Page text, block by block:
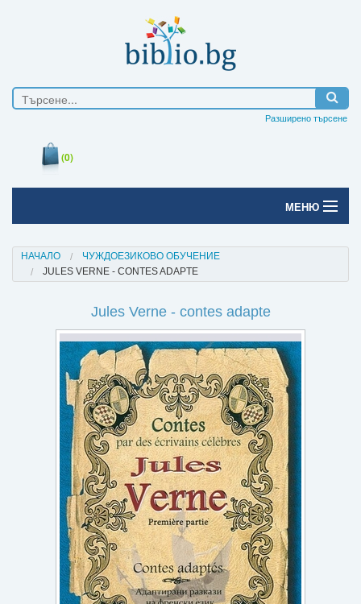
Разширено търсене
(0)
МЕНЮ
Печатни книги
Електронни книги
Е-списания
Подаръци
Ваучери
Промоции
Контакти
Вход
Регистрация
НАЧАЛО
ЧУЖДОЕЗИКОВО ОБУЧЕНИЕ
JULES VERNE - CONTES ADAPTE
Jules Verne - contes adapte